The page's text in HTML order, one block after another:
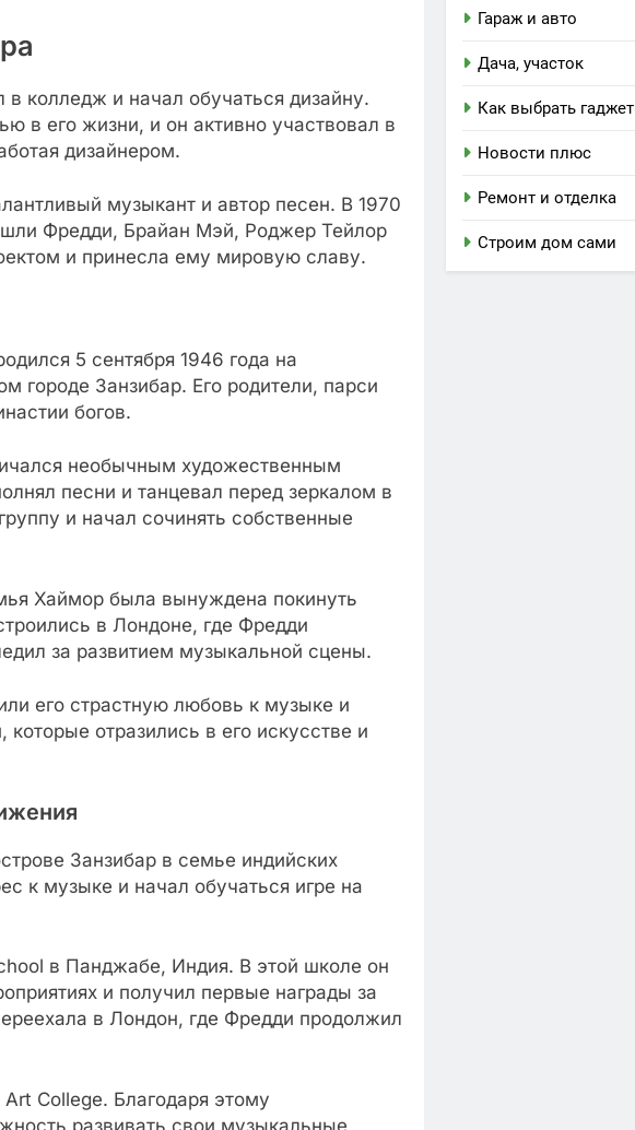
колледж и начал обучаться дизайну.
в его жизни, и он активно участвовал в
дизайнером.
музыкант и автор песен. В 1970
Фредди, Брайан Мэй, Роджер Тейлор
и принесла ему мировую славу.
5 сентября 1946 года на
городе Занзибар. Его родители, парси
богов.
необычным художественным
песни и танцевал перед зеркалом в
и начал сочинять собственные
Хаймор была вынуждена покинуть
в Лондоне, где Фредди
за развитием музыкальной сцены.
его страстную любовь к музыке и
отразились в его искусстве и
Занзибар в семье индийских
к музыке и начал обучаться игре на
в Панджабе, Индия. В этой школе он
и получил первые награды за
в Лондон, где Фредди продолжил
College. Благодаря этому
развивать свои музыкальные
Гараж и авто
Дача, участок
Как выбрать гаджет
Новости плюс
Ремонт и отделка
Строим дом сами